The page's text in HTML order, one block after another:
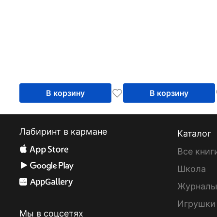
В корзину В корзину
Лабиринт в кармане
Мы в соцсетях
Каталог
Все
Школа
Журналы
Игрушки